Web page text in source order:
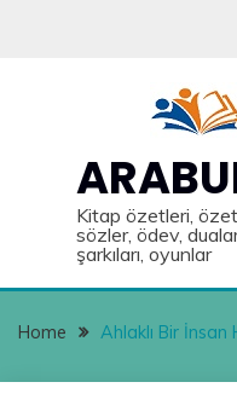
Kitap özetleri,
sözler, ödev,
şarkıları, oyunlar
Home Ahlaklı Bir İnsan